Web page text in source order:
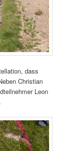
dass
Christian
Leon